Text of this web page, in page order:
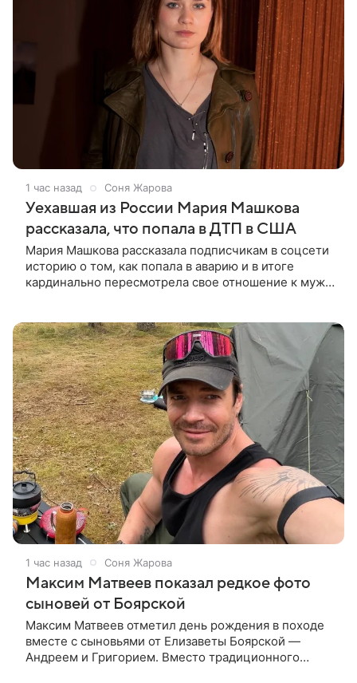
1 час назад Соня Жарова
Уехавшая из России Мария Машкова
рассказала, что попала в ДТП в США
Мария Машкова рассказала подписчикам в соцсети
историю о том, как попала в аварию и в итоге
кардинально пересмотрела свое отношение к мужу.
1 час назад Соня Жарова
Максим Матвеев показал редкое фото
сыновей от Боярской
Максим Матвеев отметил день рождения в походе
вместе с сыновьями от Елизаветы Боярской —
Андреем и Григорием. Вместо традиционного